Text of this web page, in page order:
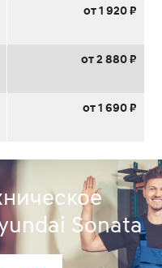
от 1 920 ₽
от 2 880 ₽
от 1 690 ₽
Sonata